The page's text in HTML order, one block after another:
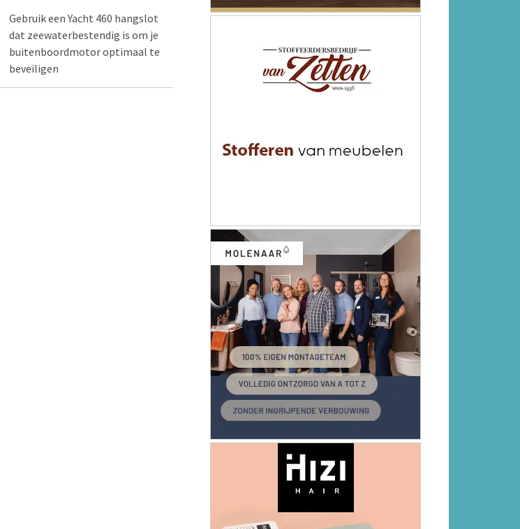
Gebruik een Yacht 460 hangslot
dat zeewaterbestendig is om je
buitenboordmotor optimaal te
beveiligen